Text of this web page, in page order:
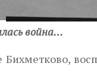
война…